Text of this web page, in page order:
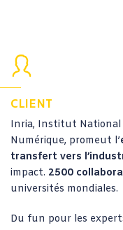
CLIENT
Inria, Institut National
Numérique, promeut l’
transfert vers
impact. 2500
universités mondiales.
Du fun pour les